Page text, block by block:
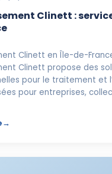
Clinett :
Clinett en Île-de-
Clinett propose des
pour le traitement et
pour entreprises,